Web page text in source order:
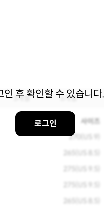
인 후 확인할 수 있습니다.
로그인
3개월 6개월
사이즈
270(US 9)
265(US 8.5)
265(US 8.5)